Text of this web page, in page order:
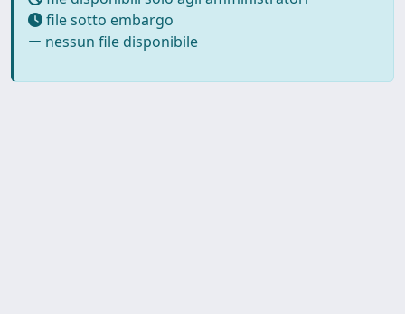
file sotto embargo
nessun file disponibile